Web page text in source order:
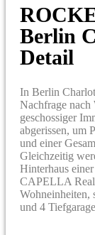
Berlin
Detail
In Berlin
Nachfrage nach
geschossiger
abgerissen, um
und einer
Gleichzeitig
Hinterhaus
CAPELLA Real
Wohneinheiten,
und 4